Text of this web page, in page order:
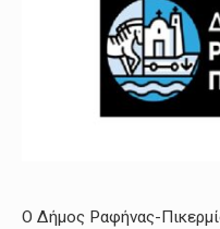
Ο Δήμος Ραφήνας-